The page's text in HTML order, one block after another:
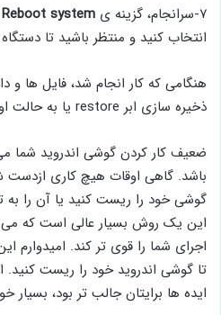
۷-سرانجام، گزینه ی Reboot system
انتخاب کنید و منتظر باشید تا دستگاه restart شود.
هنگامی که کار انجام شد، فایل ها و
ذخیره سازی ابر restore یا به حالت اولیه برگردانید.
ضعیف کار کردن گوشی اندروید شما
باشد. گاهی اوقات هیچ کاری ازدست
گوشی خود را ریست کنید یا آن را به
این یک روش بسیار عالی است که
اجرای شما را قوی تر کند. امیدوارم
تا گوشی اندروید خود را ریست کنید.
ایده ها برایتان جالب تر بود،